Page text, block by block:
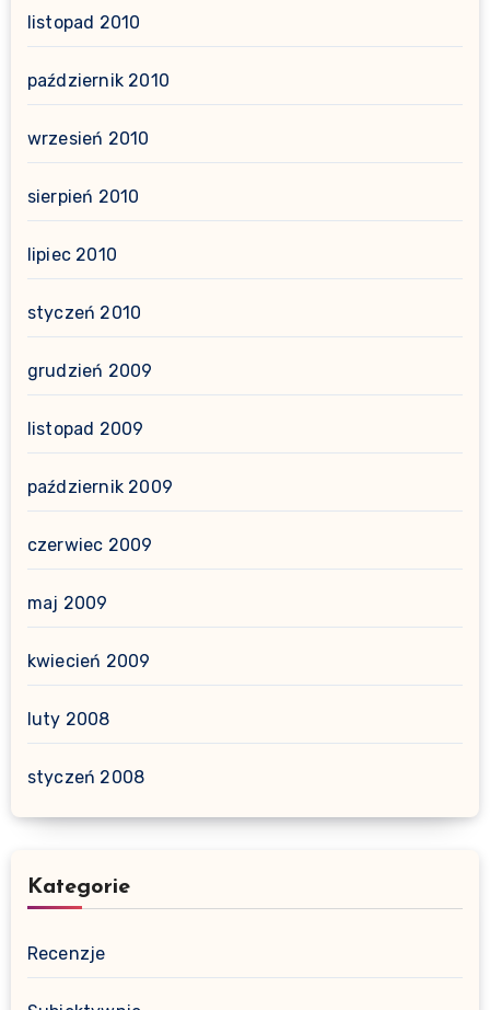
listopad 2010
październik 2010
wrzesień 2010
sierpień 2010
lipiec 2010
styczeń 2010
grudzień 2009
listopad 2009
październik 2009
czerwiec 2009
maj 2009
kwiecień 2009
luty 2008
styczeń 2008
Kategorie
Recenzje